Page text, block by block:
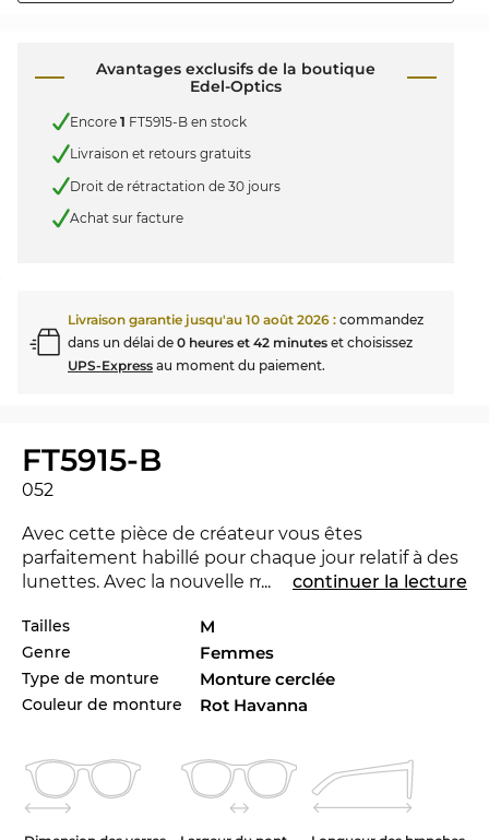
Avantages exclusifs de la boutique
Edel-Optics
Encore 1 FT5915-B en stock
Livraison et retours gratuits
Droit de rétractation de 30 jours
Achat sur facture
Livraison garantie jusqu'au 10 août 2026 : commandez
dans un délai de 0 heures et 42 minutes et choisissez
UPS-Express au moment du paiement.
FT5915-B
052
Avec cette pièce de créateur vous êtes
parfaitement habillé pour chaque jour relatif à des
lunettes. Avec la nouvelle marqueTom Fordtu
courant la marque se distingue avec sa collection
pour 2024. Le FT5915-B est aussi disponible dans
autres styles des collectionnes de la marque Tom
Ford de 2023 et 2024 à la boutique d’Edel-Optics
La monture de lunettes est crée pour lesfemmes
actives. Une conception gracieuse et expressivité
... continuer la lecture
Tailles M
Genre Femmes
Type de monture Monture cerclée
Couleur de monture Rot Havanna